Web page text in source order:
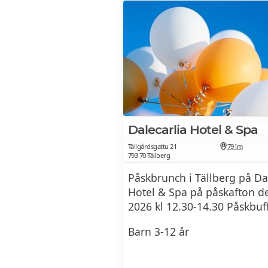
• Varmrökt lax med
• Kallrökt lax med sauce verte
• Örtgrilljerad Påskskinka
• Farfarskorv från
• Tjälknöl
• Potatissalad
• Ägghalvor med majonnäs
• Fräsch grönsallad
• Brödbuffé
Dalecarlia Hotel & Spa
Tällgårdsgattu 21
793 70 Tällberg
791m
Påskbrunch i Tällberg på
Hotel & Spa på påskafton
2026 kl 12.30-14.30
Barn 3-12 år